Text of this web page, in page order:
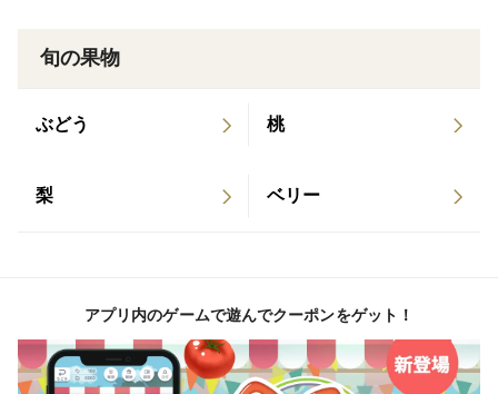
キー、ジンなど色々なお酒で作っても美味しいです。
・青梅味噌：一度加熱した青梅と味噌を混ぜて作りま
で漬けた方が若干強く感じられます。（生産者の実体験
として）
旬の果物
ぶどう 桃
梨 ベリー
アプリ内のゲームで遊んでクーポンをゲット！